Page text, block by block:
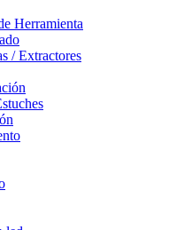
Herramienta
/ Extractores